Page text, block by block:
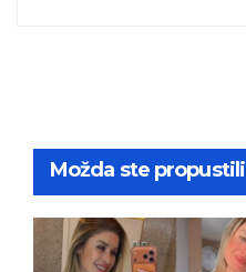
Možda ste propustili